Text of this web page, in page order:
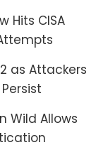
Hits CISA
as Attackers
Wild Allows